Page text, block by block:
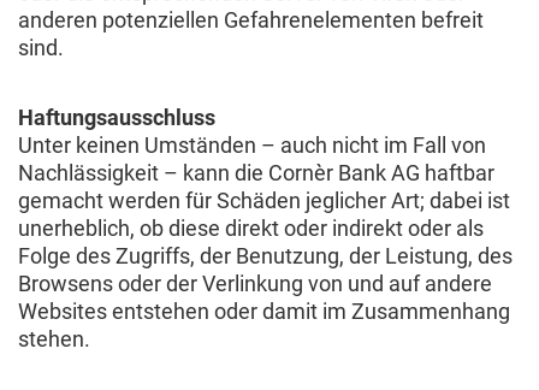
anderen potenziellen Gefahrenelementen befreit
sind.
Haftungsausschluss
Unter keinen Umständen – auch nicht im Fall von
Nachlässigkeit – kann die Cornèr Bank AG haftbar
gemacht werden für Schäden jeglicher Art; dabei ist
unerheblich, ob diese direkt oder indirekt oder als
Folge des Zugriffs, der Benutzung, der Leistung, des
Browsens oder der Verlinkung von und auf andere
Websites entstehen oder damit im Zusammenhang
stehen.